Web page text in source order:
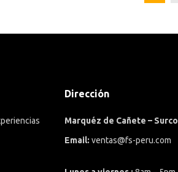
Dirección
Marquéz de Cañete – Surco
Email: ventas@fs-peru.com